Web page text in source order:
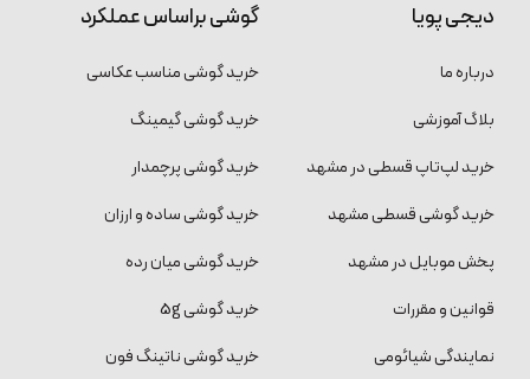
دیجی پویا
درباره ما
بلاگ آموزشی
خرید لپ‌تاپ قسطی در مشهد
خرید گوشی قسطی مشهد
پخش موبایل در مشهد
قوانین و مقررات
نمایندگی شیائومی
گوشی براساس عملکرد
خرید گوشی مناسب عکاسی
خرید گوشی گیمینگ
خرید گوشی پرچمدار
خرید گوشی ساده و ارزان
خرید گوشی میان رده
خرید گوشی 5g
خرید گوشی ناتینگ فون